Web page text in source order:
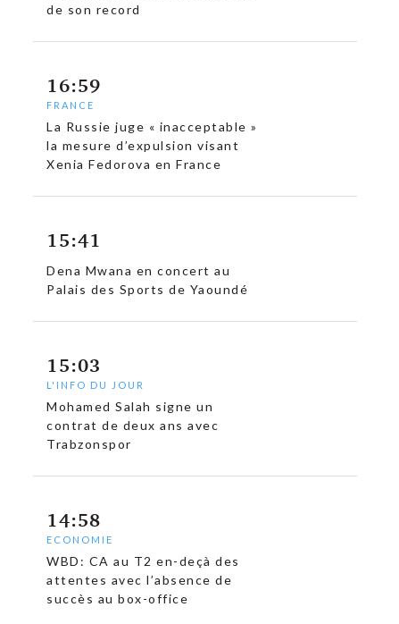
de son record
16:59
FRANCE
La Russie juge « inacceptable »
la mesure d’expulsion visant
Xenia Fedorova en France
15:41
Dena Mwana en concert au
Palais des Sports de Yaoundé
15:03
L'INFO DU JOUR
Mohamed Salah signe un
contrat de deux ans avec
Trabzonspor
14:58
ECONOMIE
WBD: CA au T2 en-deçà des
attentes avec l’absence de
succès au box-office